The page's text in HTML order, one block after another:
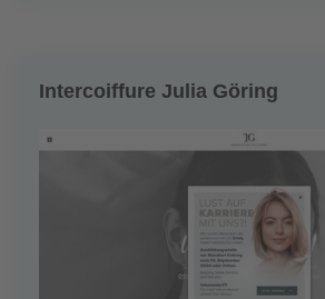
Intercoiffure Julia Göring